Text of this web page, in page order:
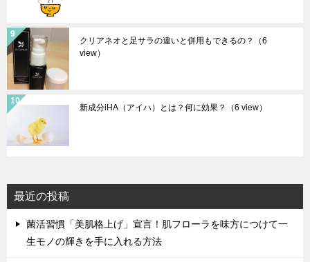
クリアネオと足サラの違いと併用もできるの？
（6
view）
新成分iHA（アイハ）とは？何に効果？ （6 view）
最近の投稿
菌活習慣「美肌格上げ」宣言！肌フローラを味方につけて一
生モノの輝きを手に入れる方法